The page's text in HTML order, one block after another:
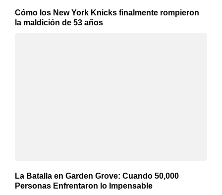
Cómo los New York Knicks finalmente rompieron
la maldición de 53 años
La Batalla en Garden Grove: Cuando 50,000
Personas Enfrentaron lo Impensable